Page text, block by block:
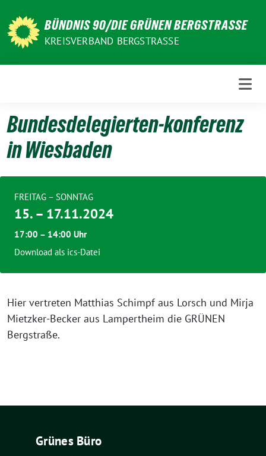
zum
Inhalt
BÜNDNIS 90/DIE GRÜNEN BERGSTRASSE
KREISVERBAND BERGSTRASSE
Bundesdelegierten-konferenz
in Wiesbaden
Hier vertreten Matthias Schimpf aus Lorsch und Mirja
Mietzker-Becker aus Lampertheim die GRÜNEN
Bergstraße.
FREITAG – SONNTAG
15. – 17.11.2024
17:00 – 14:00 Uhr
Download als ics-Datei
Grünes Büro